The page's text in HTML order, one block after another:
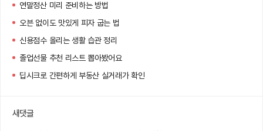
연말정산 미리 준비하는 방법
오븐 없이도 맛있게 피자 굽는 법
신용점수 올리는 생활 습관 정리
졸업선물 추천 리스트 뽑아봤어요
딥시크로 간편하게 부동산 실거래가 확인
새댓글